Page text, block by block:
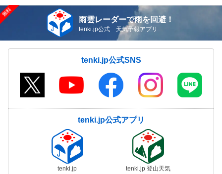
雨雲レーダーで雨を回避！
tenki.jp公式 天気予報アプリ
tenki.jp公式SNS
tenki.jp公式アプリ
tenki.jp tenki.jp 登山天気